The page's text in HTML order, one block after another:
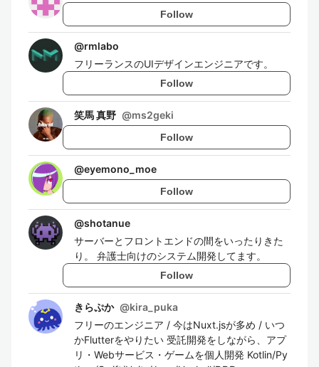
Follow
@rmlabo
フリーランスのUIデザインエンジニアです。
Follow
笑馬 真野 @ms2geki
Follow
@eyemono_moe
Follow
@shotanue
サーバーとフロントエンドの間をいったりきた
り。 弁護士向けのシステム開発してます。
Follow
きらぷか @kira_puka
フリーのエンジニア / 今はNuxt.jsが多め / いつ
かFlutterをやりたい 受託開発をしながら、アプ
リ・Webサービス・ゲームを個人開発 Kotlin/Py